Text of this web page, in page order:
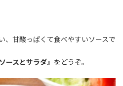
、甘酸っぱくて食べやすいソースで
ースとサラダ』をどうぞ。